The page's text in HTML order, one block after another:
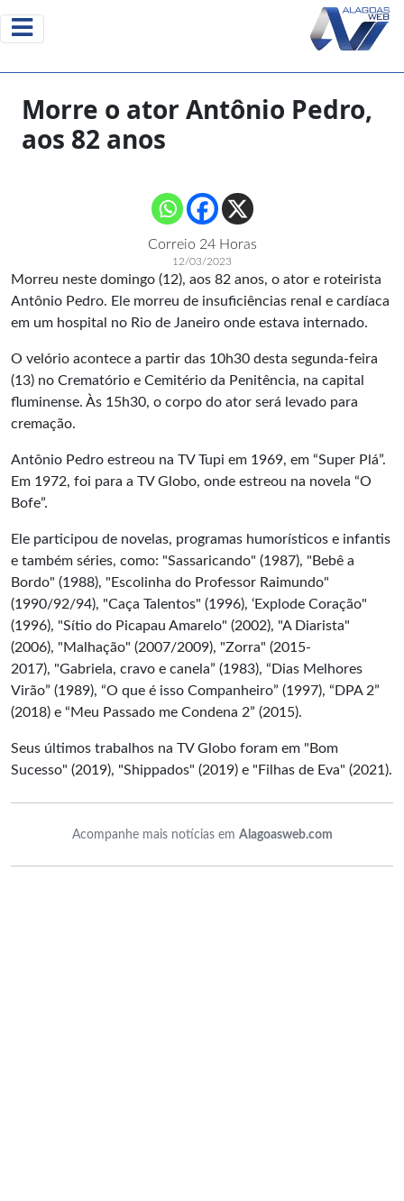
Morre o ator Antônio Pedro,
aos 82 anos
Correio 24 Horas
12/03/2023
Morreu neste domingo (12), aos 82 anos, o ator e roteirista
Antônio Pedro. Ele morreu de insuficiências renal e cardíaca
em um hospital no Rio de Janeiro onde estava internado.
O velório acontece a partir das 10h30 desta segunda-feira
(13) no Crematório e Cemitério da Penitência, na capital
fluminense. Às 15h30, o corpo do ator será levado para
cremação.
Antônio Pedro estreou na TV Tupi em 1969, em “Super Plá”.
Em 1972, foi para a TV Globo, onde estreou na novela “O
Bofe”.
Ele participou de novelas, programas humorísticos e infantis
e também séries, como: "Sassaricando" (1987), "Bebê a
Bordo" (1988), "Escolinha do Professor Raimundo"
(1990/92/94), "Caça Talentos" (1996), ‘Explode Coração"
(1996), "Sítio do Picapau Amarelo" (2002), "A Diarista"
(2006), "Malhação" (2007/2009), "Zorra" (2015-
2017), "Gabriela, cravo e canela” (1983), “Dias Melhores
Virão” (1989), “O que é isso Companheiro” (1997), “DPA 2”
(2018) e “Meu Passado me Condena 2” (2015).
Seus últimos trabalhos na TV Globo foram em "Bom
Sucesso" (2019), "Shippados" (2019) e "Filhas de Eva" (2021).
Acompanhe mais notícias em Alagoasweb.com